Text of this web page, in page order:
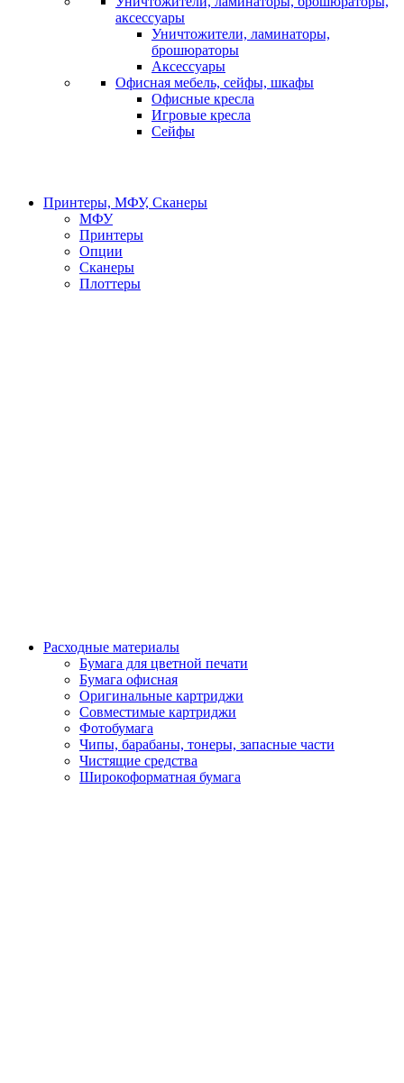
аксессуары
Уничтожители, ламинаторы,
брошюраторы
Аксессуары
Офисная мебель, сейфы, шкафы
Офисные кресла
Игровые кресла
Сейфы
Принтеры, МФУ, Сканеры
МФУ
Принтеры
Опции
Сканеры
Плоттеры
Расходные материалы
Бумага для цветной печати
Бумага офисная
Оригинальные картриджи
Совместимые картриджи
Фотобумага
Чипы, барабаны, тонеры, запасные части
Чистящие средства
Широкоформатная бумага